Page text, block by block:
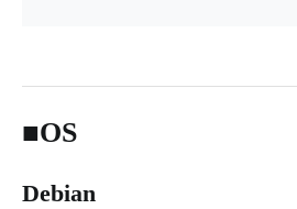
■OS
Debian